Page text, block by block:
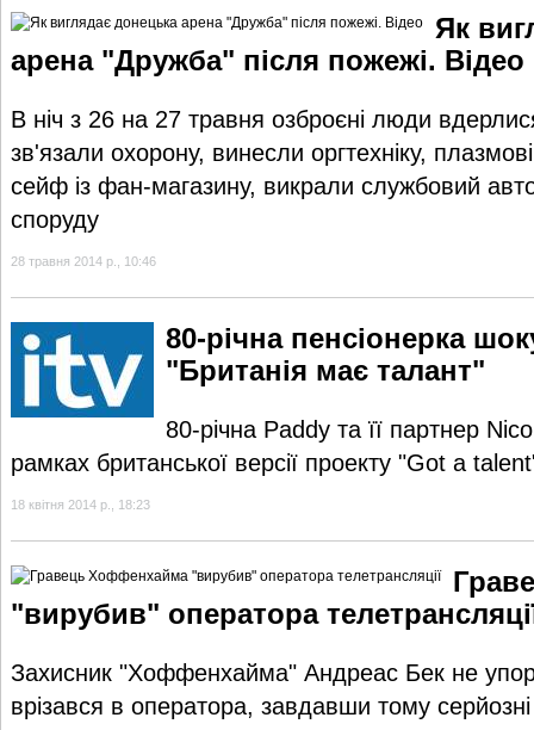
Як
арена "Дружба" після пожежі. Відео
В ніч з 26 на 27 травня озброєні люди
зв'язали охорону, винесли оргтехніку,
сейф із фан-магазину, викрали службовий
споруду
28 травня 2014 р., 10:46
80-річна пенсіонерка
"Британія має талант"
80-річна Paddy та її партнер
рамках британської версії проекту "Got a
18 квітня 2014 р., 18:23
"вирубив" оператора
Захисник "Хоффенхайма" Андреас Бек не
врізався в оператора, завдавши тому